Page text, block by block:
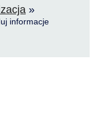
»
informacje